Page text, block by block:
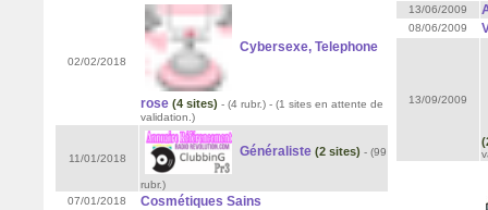
02/02/2018
Cybersexe, Telephone
rose (4 sites) - (4 rubr.) - (1 sites en attente de
validation.)
11/01/2018 Généraliste (2 sites) - (99
rubr.)
07/01/2018
Cosmétiques Sains
13/06/2009
08/06/2009
13/09/2009